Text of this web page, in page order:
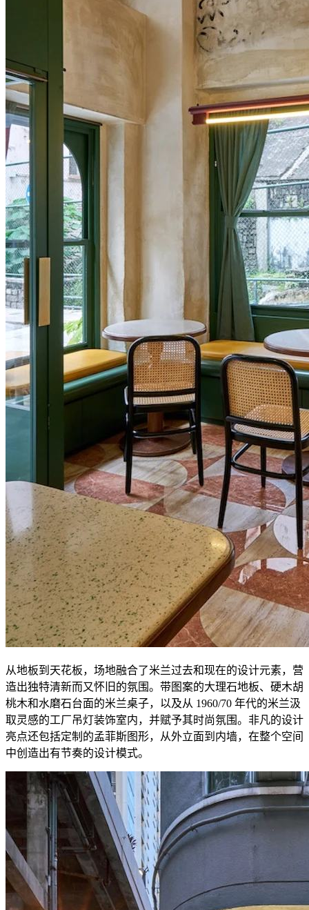
从地板到天花板，场地融合了米兰过去和现在的设计元素，营
造出独特清新而又怀旧的氛围。带图案的大理石地板、硬木胡
桃木和水磨石台面的米兰桌子，以及从 1960/70 年代的米兰汲
取灵感的工厂吊灯装饰室内，并赋予其时尚氛围。非凡的设计
亮点还包括定制的孟菲斯图形，从外立面到内墙，在整个空间
中创造出有节奏的设计模式。